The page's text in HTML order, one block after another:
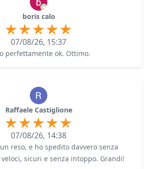
boris calo
07/08/26, 15:37
perfettamente ok. Ottimo.
Raffaele Castiglione
07/08/26, 14:38
reso, e ho spedito davvero senza
sicuri e senza intoppo. Grandi!